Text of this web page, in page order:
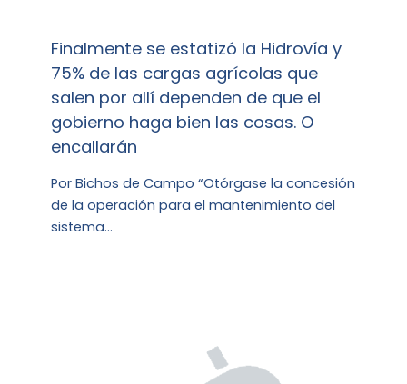
Finalmente se estatizó la Hidrovía y
75% de las cargas agrícolas que
salen por allí dependen de que el
gobierno haga bien las cosas. O
encallarán
Por Bichos de Campo “Otórgase la concesión
de la operación para el mantenimiento del
sistema…